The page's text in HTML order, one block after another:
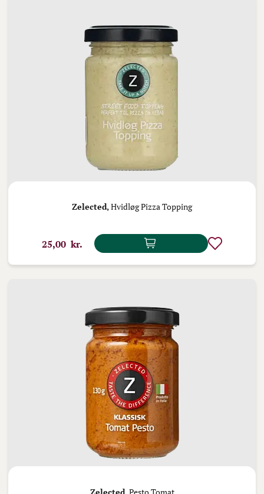
Zelected,Hvidløg Pizza Topping
25,00 kr.
Zelected, Pesto Tomat